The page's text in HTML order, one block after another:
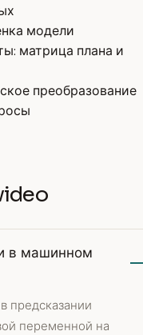
модели
матрица плана и
преобразование
в машинном
предсказании
переменной на